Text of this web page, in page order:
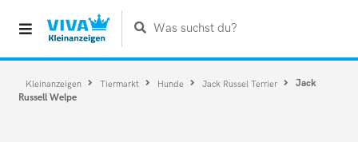
Was suchst du?
Kleinanzeigen Tiermarkt Hunde Jack Russel Terrier
Jack
Russell Welpe